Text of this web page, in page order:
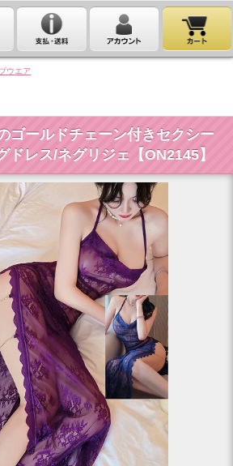
ウエア
ゴールドチェーン付きセクシー
ドレス/ネグリジェ【ON2145】